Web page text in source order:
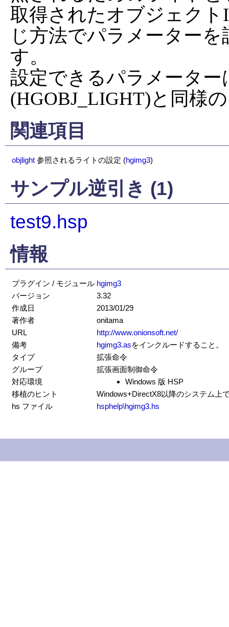
取得されたオブジェク
じ方法でパラメーター
す。
設定できるパラメーター
(HGOBJ_LIGHT)と同様
関連項目
objlight 参照されるライトの設定 (hgimg3)
サンプル逆引き (1)
test9.hsp
情報
プラグイン / モジュール hgimg3
バージョン
3.32
作成日
2013/01/29
著作者
onitama
URL
http://www.onionsoft.net/
備考
hgimg3.asをインクルードすること。
タイプ
拡張命令
グループ
拡張画面制御命令
対応環境
Windows 版 HSP
移植のヒント
Windows+DirectX8以降のシステム上
hs ファイル
hsphelp\hgimg3.hs